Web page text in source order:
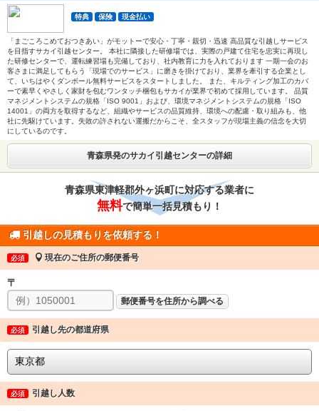
特典 保険 現金払い
「まごころこめておつきあい」がモットーで安心・丁寧・親切・迅速 高品質な引越しサービス
を目指すサカイ引越センター。 本社に隣接した研修場では、実際の戸建て住宅を忠実に再現し
た研修センターで、運転練習場も完備しており、社内教育に力を入れております 一期一会のお
客さまに満足してもらう「現場でのサービス」に磨きを掛けており、業界を牽引する企業とし
て、いちはやくダンボール無料サービスをスタートしました。 また、キルティング加工のカバ
ーで素早くやさしく家財を包むワンタッチ梱包もサカイが業界で初めて採用しています。 品質
マネジメントシステムの規格「ISO 9001」および、環境マネジメントシステムの規格「ISO
14001」の両方を取得するなど、組織やサービスの品質維持、環境への配慮・取り組みも、他
社に先駆けています。失敗の許されない運搬だからこそ、全スタッフが現場主義の信念を大切
にしているのです。
青森県発のサカイ引越センターの詳細
青森県東津軽郡外ヶ浜町に対応する業者に
無料で簡単一括見積もり！
引越しの見積もりを依頼する！
必須 現在のご住所の郵便番号
〒
郵便番号を住所から調べる
必須 引越し先の都道府県
必須 引越し人数